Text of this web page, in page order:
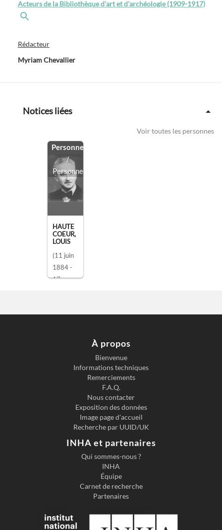
Acteurs de la Bibliothèque d'art et d'archéologie (1909-1917)
Rédacteur
Myriam Chevallier
Notices liées
Voir toutes les personnes
Personne
/
Personne
HAUTE
COEUR,
LOUIS
(11 juin
1884 -
17
Paris,
À propos
Bienvenue
Informations techniques
Remerciements
F.A.Q.
Nous contacter
Exposition des données
Image page d'accueil
Recherche par UUID/UK
INHA et partenaires
Qui sommes-nous ?
INHA
Équipe
Carnet de recherche
Partenaires